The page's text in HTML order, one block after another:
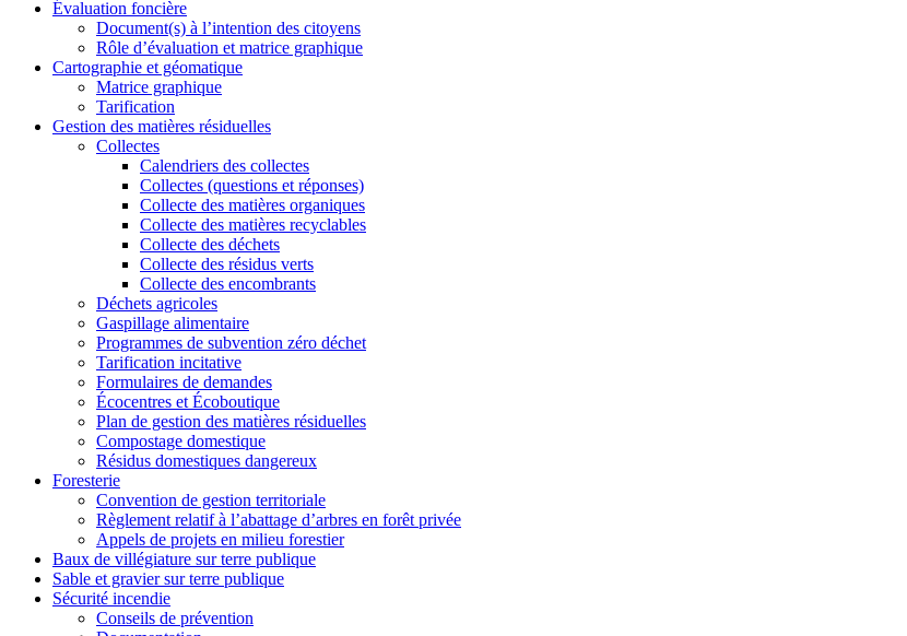
Évaluation foncière
Document(s) à l’intention des citoyens
Rôle d’évaluation et matrice graphique
Cartographie et géomatique
Matrice graphique
Tarification
Gestion des matières résiduelles
Collectes
Calendriers des collectes
Collectes (questions et réponses)
Collecte des matières organiques
Collecte des matières recyclables
Collecte des déchets
Collecte des résidus verts
Collecte des encombrants
Déchets agricoles
Gaspillage alimentaire
Programmes de subvention zéro déchet
Tarification incitative
Formulaires de demandes
Écocentres et Écoboutique
Plan de gestion des matières résiduelles
Compostage domestique
Résidus domestiques dangereux
Foresterie
Convention de gestion territoriale
Règlement relatif à l’abattage d’arbres en forêt privée
Appels de projets en milieu forestier
Baux de villégiature sur terre publique
Sable et graviersur terre publique
Sécurité incendie
Conseils de prévention